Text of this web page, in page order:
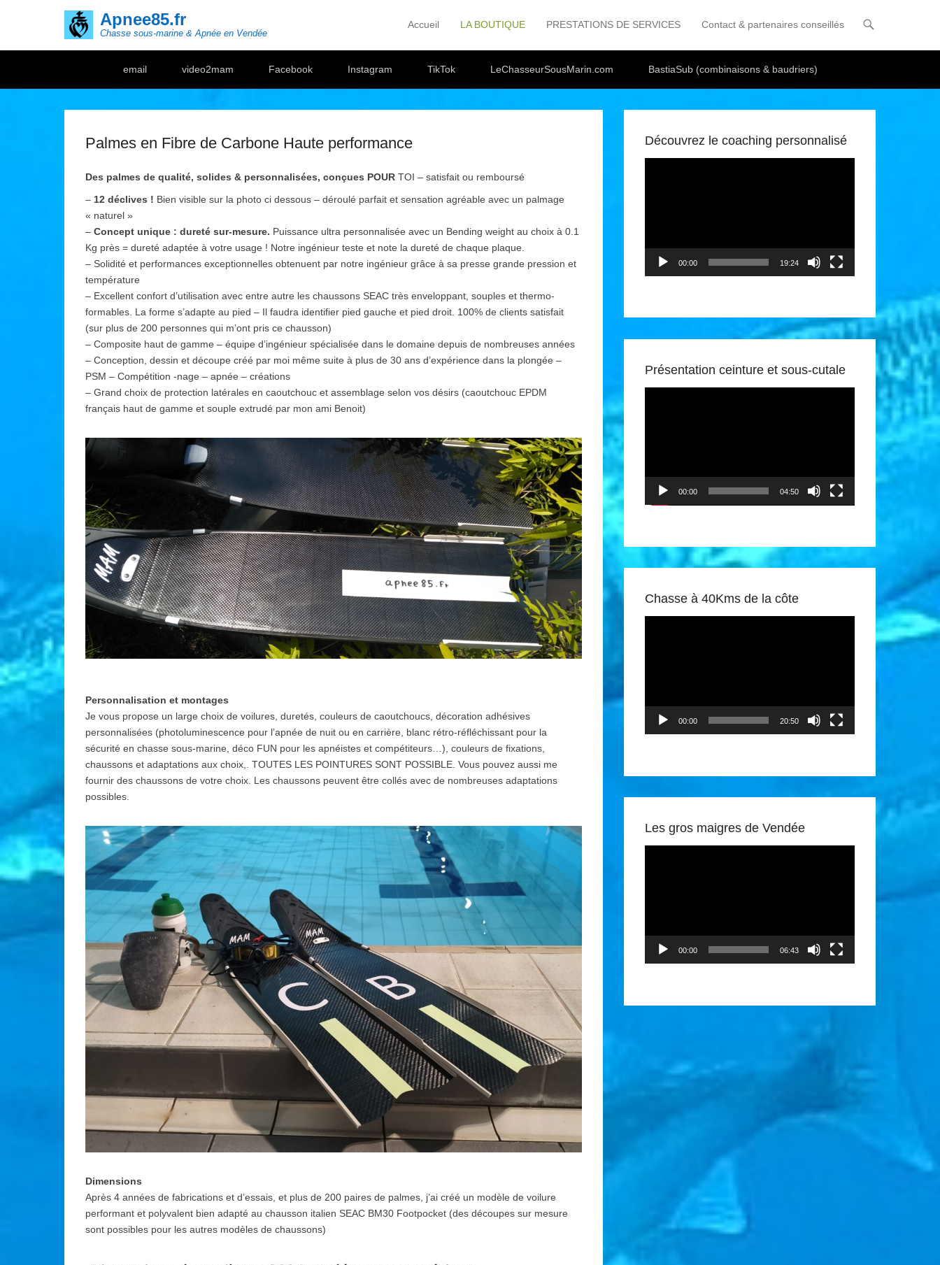
Apnee85.fr
Chasse sous-marine & Apnée en Vendée
Primary Menu
Skip to content
Accueil LA BOUTIQUE PRESTATIONS DE SERVICES Contact & partenaires conseillés
email
video2mam Facebook Instagram TikTok LeChasseurSousMarin.com BastiaSub (combinaisons & baudriers)
Palmes en Fibre de Carbone Haute performance
Des palmes de qualité, solides & personnalisées, conçues POUR TOI – satisfait ou remboursé
– 12 déclives ! Bien visible sur la photo ci dessous – déroulé parfait et sensation agréable avec un palmage
« naturel »
– Concept unique : dureté sur-mesure. Puissance ultra personnalisée avec un Bending weight au choix à 0.1
Kg près = dureté adaptée à votre usage ! Notre ingénieur teste et note la dureté de chaque plaque.
– Solidité et performances exceptionnelles obtenuent par notre ingénieur grâce à sa presse grande pression et
température
– Excellent confort d’utilisation avec entre autre les chaussons SEAC très enveloppant, souples et thermo-
formables. La forme s’adapte au pied – Il faudra identifier pied gauche et pied droit. 100% de clients satisfait
(sur plus de 200 personnes qui m’ont pris ce chausson)
– Composite haut de gamme – équipe d’ingénieur spécialisée dans le domaine depuis de nombreuses années
– Conception, dessin et découpe créé par moi même suite à plus de 30 ans d’expérience dans la plongée –
PSM – Compétition -nage – apnée – créations
– Grand choix de protection latérales en caoutchouc et assemblage selon vos désirs (caoutchouc EPDM
français haut de gamme et souple extrudé par mon ami Benoit)
Personnalisation et montages
Je vous propose un large choix de voilures, duretés, couleurs de caoutchoucs, décoration adhésives
personnalisées (photoluminescence pour l’apnée de nuit ou en carrière, blanc rétro-réfléchissant pour la
sécurité en chasse sous-marine, déco FUN pour les apnéistes et compétiteurs…), couleurs de fixations,
chaussons et adaptations aux choix,. TOUTES LES POINTURES SONT POSSIBLE. Vous pouvez aussi me
fournir des chaussons de votre choix. Les chaussons peuvent être collés avec de nombreuses adaptations
possibles.
Dimensions
Après 4 années de fabrications et d’essais, et plus de 200 paires de palmes, j’ai créé un modèle de voilure
performant et polyvalent bien adapté au chausson italien SEAC BM30 Footpocket (des découpes sur mesure
sont possibles pour les autres modèles de chaussons)
Découvrez le coaching personnalisé
00:00 19:24
Présentation ceinture et sous-cutale
00:00 04:50
Chasse à 40Kms de la côte
00:00 20:50
Les gros maigres de Vendée
00:00 06:43